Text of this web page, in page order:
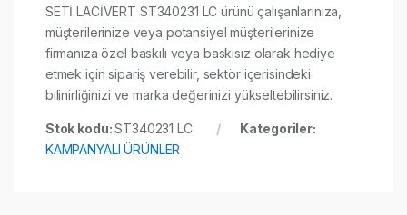
SETİ LACİVERT ST340231 LC ürünü çalışanlarınıza,
müşterilerinize veya potansiyel müşterilerinize
firmanıza özel baskılı veya baskısız olarak hediye
etmek için sipariş verebilir, sektör içerisindeki
bilinirliğinizi ve marka değerinizi yükseltebilirsiniz.
Stok kodu:ST340231 LC
Kategoriler:
KAMPANYALI ÜRÜNLER